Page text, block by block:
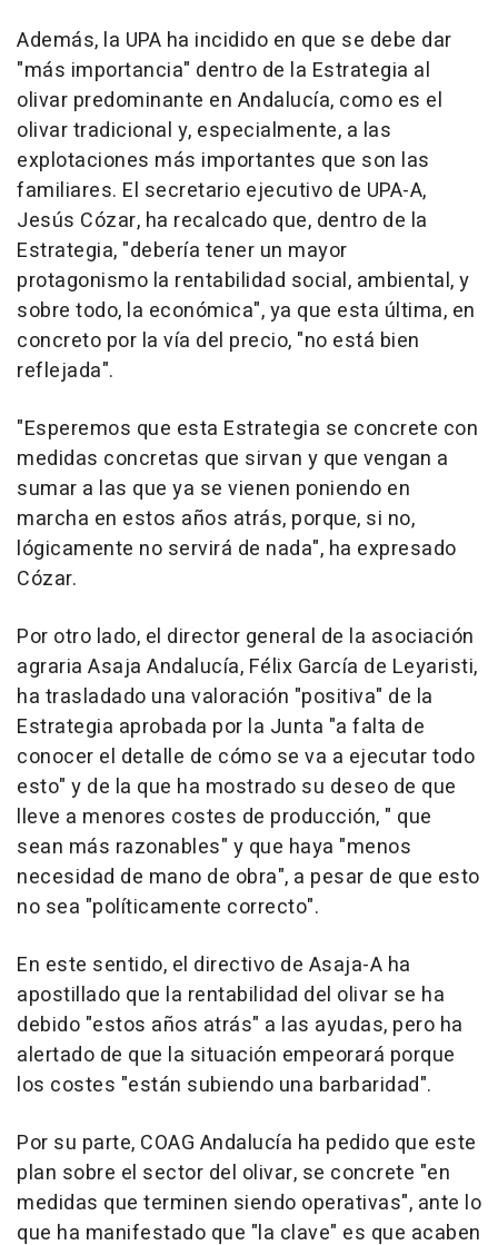
Además, la UPA ha incidido en que se debe dar
"más importancia" dentro de la Estrategia al
olivar predominante en Andalucía, como es el
olivar tradicional y, especialmente, a las
explotaciones más importantes que son las
familiares. El secretario ejecutivo de UPA-A,
Jesús Cózar, ha recalcado que, dentro de la
Estrategia, "debería tener un mayor
protagonismo la rentabilidad social, ambiental, y
sobre todo, la económica", ya que esta última, en
concreto por la vía del precio, "no está bien
reflejada".
"Esperemos que esta Estrategia se concrete con
medidas concretas que sirvan y que vengan a
sumar a las que ya se vienen poniendo en
marcha en estos años atrás, porque, si no,
lógicamente no servirá de nada", ha expresado
Cózar.
Por otro lado, el director general de la asociación
agraria Asaja Andalucía, Félix García de Leyaristi,
ha trasladado una valoración "positiva" de la
Estrategia aprobada por la Junta "a falta de
conocer el detalle de cómo se va a ejecutar todo
esto" y de la que ha mostrado su deseo de que
lleve a menores costes de producción, " que
sean más razonables" y que haya "menos
necesidad de mano de obra", a pesar de que esto
no sea "políticamente correcto".
En este sentido, el directivo de Asaja-A ha
apostillado que la rentabilidad del olivar se ha
debido "estos años atrás" a las ayudas, pero ha
alertado de que la situación empeorará porque
los costes "están subiendo una barbaridad".
Por su parte, COAG Andalucía ha pedido que este
plan sobre el sector del olivar, se concrete "en
medidas que terminen siendo operativas", ante lo
que ha manifestado que "la clave" es que acaben